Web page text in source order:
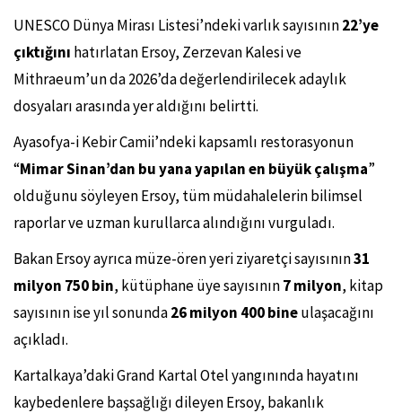
UNESCO Dünya Mirası Listesi’ndeki varlık sayısının22’ye
çıktığını hatırlatan Ersoy, Zerzevan Kalesi ve
Mithraeum’un da 2026’da değerlendirilecek adaylık
dosyaları arasında yer aldığını belirtti.
Ayasofya-i Kebir Camii’ndeki kapsamlı restorasyonun
“Mimar Sinan’dan bu yana yapılan en büyük çalışma”
olduğunu söyleyen Ersoy, tüm müdahalelerin bilimsel
raporlar ve uzman kurullarca alındığını vurguladı.
Bakan Ersoy ayrıca müze-ören yeri ziyaretçi sayısının31
milyon 750 bin, kütüphane üye sayısının7 milyon, kitap
sayısının ise yıl sonunda26 milyon 400 bineulaşacağını
açıkladı.
Kartalkaya’daki Grand Kartal Otel yangınında hayatını
kaybedenlere başsağlığı dileyen Ersoy, bakanlık